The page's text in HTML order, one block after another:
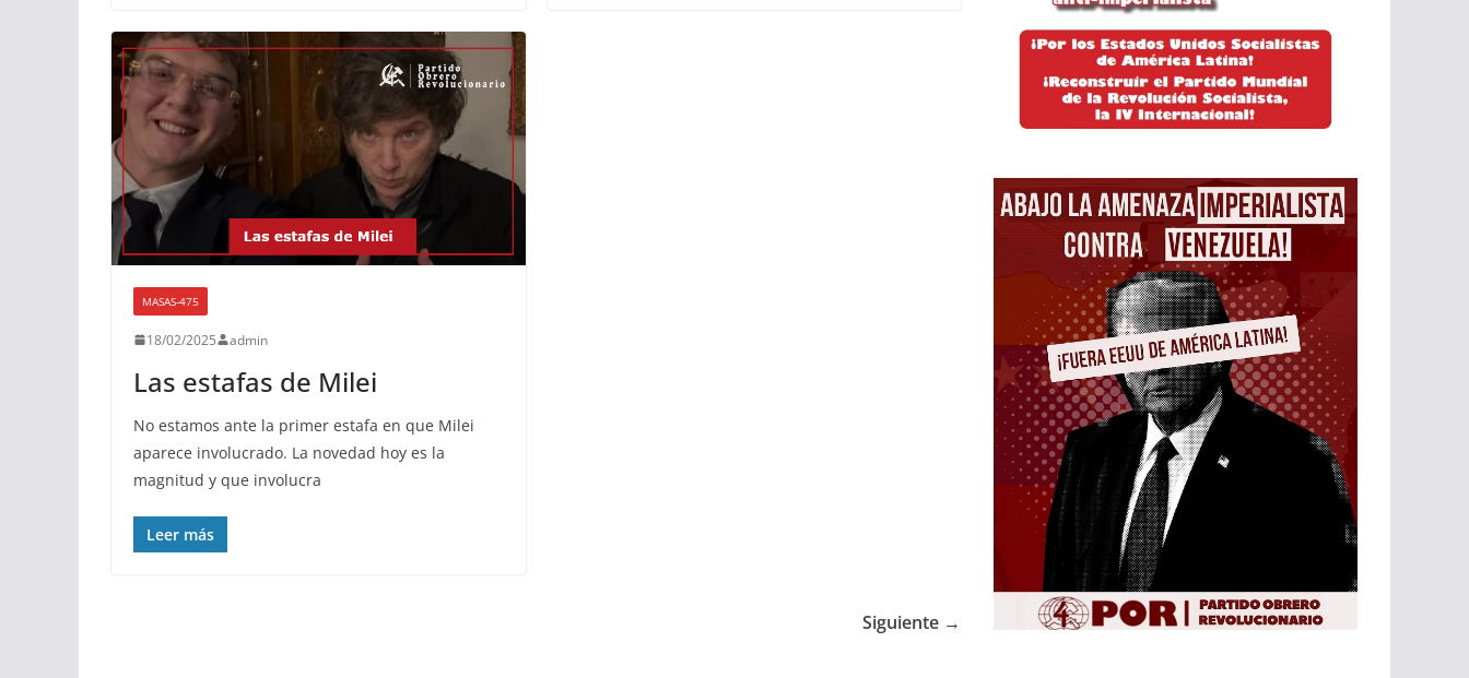
MASAS-475
18/02/2025 admin
Las estafas de Milei
No estamos ante la primer estafa en que Milei
aparece involucrado. La novedad hoy es la
magnitud y que involucra
Leer más
Siguiente →